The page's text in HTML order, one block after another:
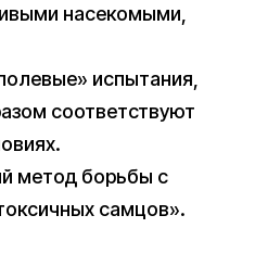
насекомыми,
испытания,
соответствуют
метод борьбы с
самцов».